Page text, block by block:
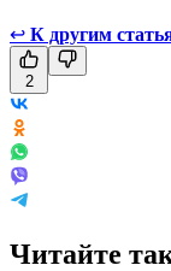
↩ К другим
2
Читайте